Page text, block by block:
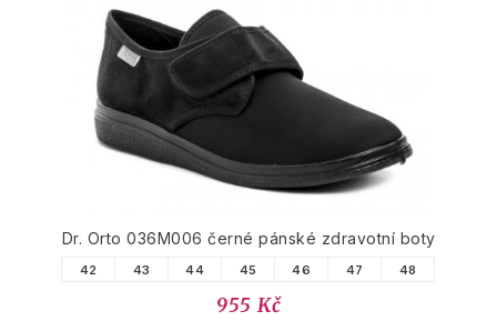
Dr. Orto 036M006 černé pánské zdravotní boty
42 43 44 45 46 47 48
955 Kč